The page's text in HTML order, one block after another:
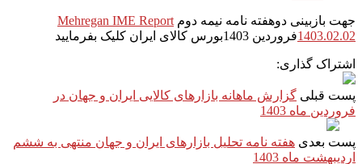
جهت بازبینی دوهفته نامه نیمه دوم Mehregan IME Report
1403.02.02فروردین 1403بورس کالای ایران کلیک بفرمایید
اشتراک گذاری:
پست قبلی گزارش ماهانه بازارهای کالایی ایران و جهان در
فروردین ماه 1403
پست بعدی هفته نامه تحلیل بازارهای ایران و جهان منتهی به ششم
اردیبهشت ماه 1403